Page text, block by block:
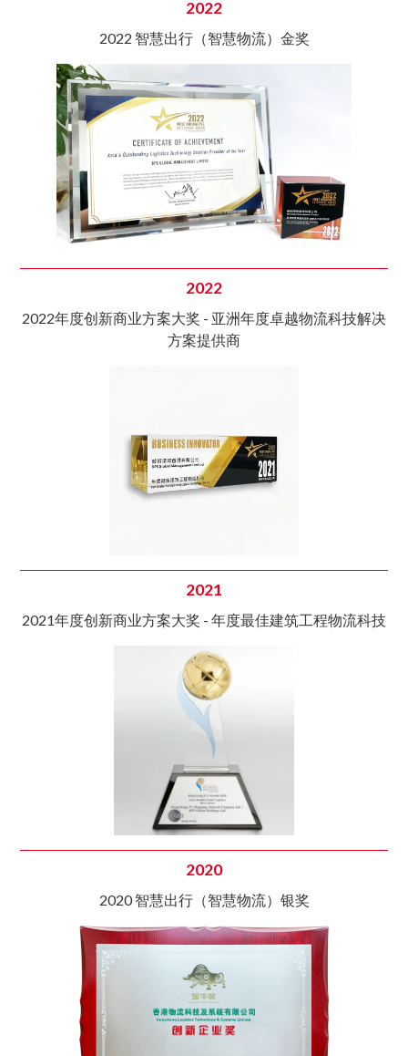
2022
2022 智慧出行（智慧物流）金奖
2022
2022年度创新商业方案大奖 - 亚洲年度卓越物流科技解决
方案提供商
2021
2021年度创新商业方案大奖 - 年度最佳建筑工程物流科技
2020
2020 智慧出行（智慧物流）银奖